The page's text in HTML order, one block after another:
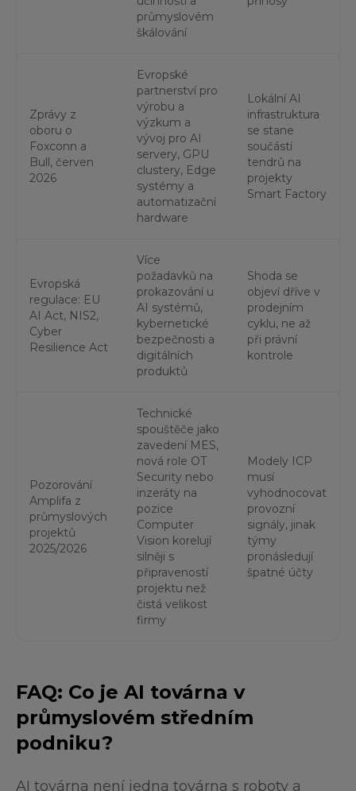
průmyslovém
škálování
Zprávy z
oboru o
Foxconn a
Bull, červen
2026
Evropské
partnerství pro
výrobu a
výzkum a
vývoj pro AI
servery, GPU
clustery, Edge
systémy a
automatizační
hardware
Lokální AI
infrastruktura
se stane
součástí
tendrů na
projekty
Smart Factory
Evropská
regulace: EU
AI Act, NIS2,
Cyber
Resilience Act
Více
požadavků na
prokazování u
AI systémů,
kybernetické
bezpečnosti a
digitálních
produktů
Shoda se
objeví dříve v
prodejním
cyklu, ne až
při právní
kontrole
Pozorování
Amplifa z
průmyslových
projektů
2025/2026
Technické
spouštěče jako
zavedení MES,
nová role OT
Security nebo
inzeráty na
pozice
Computer
Vision korelují
silněji s
připraveností
projektu než
čistá velikost
firmy
Modely ICP
musí
vyhodnocovat
provozní
signály, jinak
týmy
pronásledují
špatné účty
FAQ: Co je AI továrna v
průmyslovém středním
podniku?
AI továrna není jedna továrna s roboty a